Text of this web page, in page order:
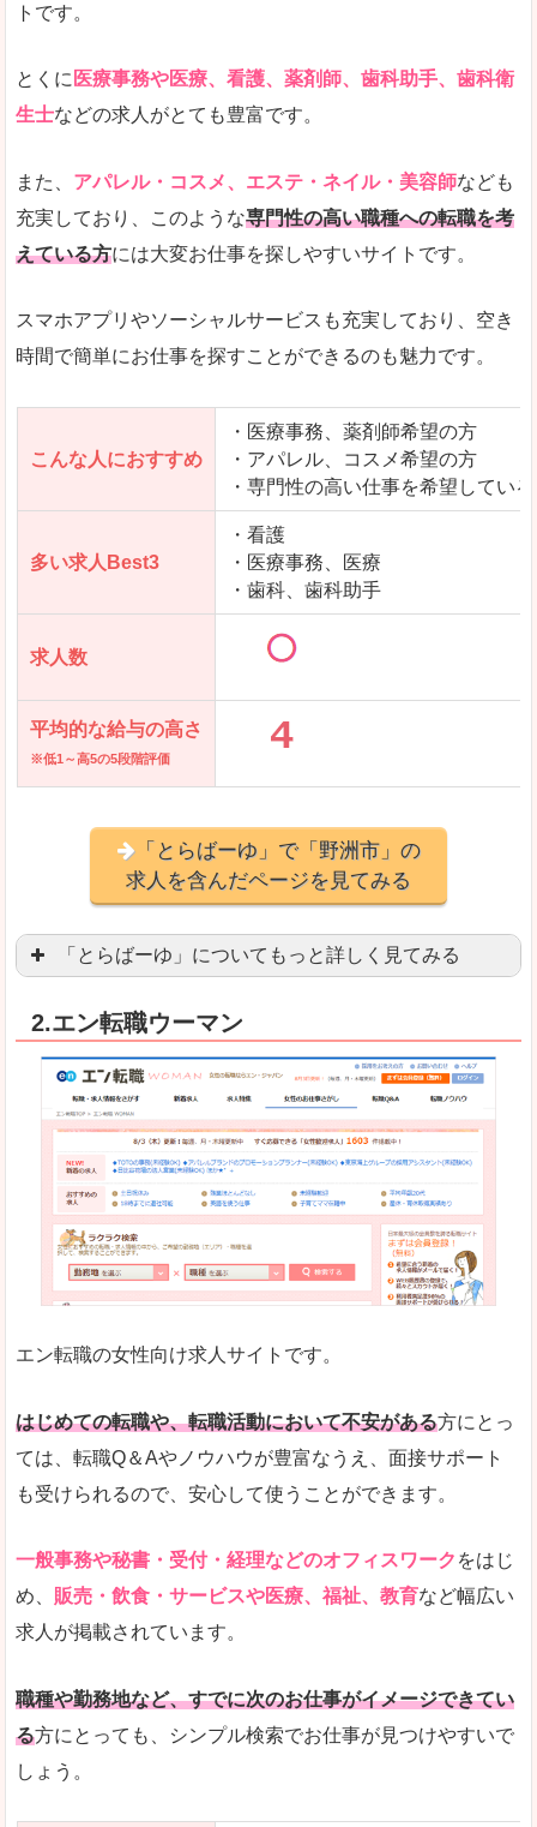
トです。
とくに 医療事務や医療、看護、薬剤師、歯科助手、歯科衛
生士などの求人がとても豊富です。
また、 アパレル・コスメ、エステ・ネイル・美容師なども
充実しており、このような専門性の高い職種への転職を考
えている方には大変お仕事を探しやすいサイトです。
スマホアプリやソーシャルサービスも充実しており、空き
時間で簡単にお仕事を探すことができるのも魅力です。
こんな人におすすめ
・医療事務、薬剤師希望の方
・アパレル、コスメ希望の方
・専門性の高い仕事を希望してい
多い求人Best3
・看護
・医療事務、医療
・歯科、歯科助手
求人数
平均的な給与の高さ
※低1～高5の5段階評価
「とらばーゆ」で「野洲市」の
求人を含んだページを見てみる
「とらばーゆ」についてもっと詳しく見てみる
良いところ
スマホアプリやソーシャルアカウントが充実して
「ファッション・ブランドページ」という検索
悪いところ
事務などのオフィスワークを探している方にとっ
専門性が強い部分があるので、逆に一般的なお仕
詳しい説明
とにかく、女性ならではの職種の専門性が高いの
また、アパレル・コスメ、エステ・ネイル・美容
人気度
専門性が高いので、これらのお仕事に転職を考
リクルートグループなので、大手という安心感も
使いやすさ
検索がしやすく、求人詳細にも画像やイラストな
2.エン転職ウーマン
エン転職の女性向け求人サイトです。
はじめての転職や、転職活動において不安がある方にとっ
ては、転職Q＆Aやノウハウが豊富なうえ、面接サポート
も受けられるので、安心して使うことができます。
一般事務や秘書・受付・経理などのオフィスワーク をはじ
め、 販売・飲食・サービスや医療、福祉、教育など幅広い
求人が掲載されています。
職種や勤務地など、すでに次のお仕事がイメージできてい
る方にとっても、シンプル検索でお仕事が見つけやすいで
しょう。